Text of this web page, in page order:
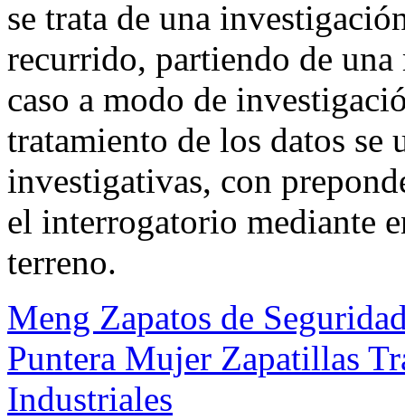
se trata de una
recurrido, partiendo de
caso a modo de
tratamiento de los datos se
investigativas, con
el interrogatorio mediante
terreno.
Meng Zapatos de
Puntera Mujer Zapatillas
Industriales